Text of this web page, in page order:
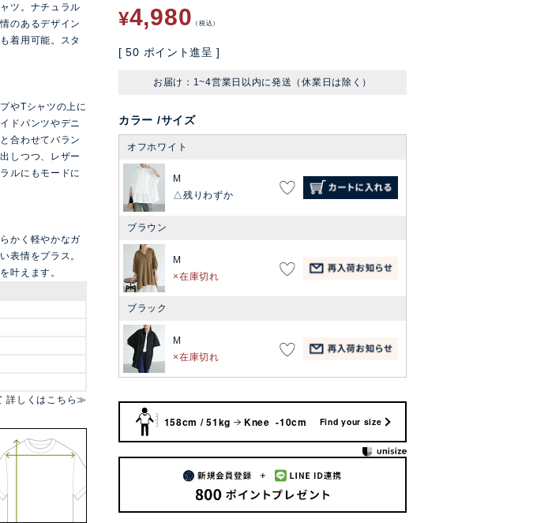
¥4,980 税込
[ 50 ポイント進呈 ]
お届け：1~4営業日以内に発送（休業日は除く）
カラー サイズ
オフホワイト
M
残りわずか
ブラウン
M
在庫切れ
ブラック
M
在庫切れ
158cm / 51kg Knee -10cm Find your size
ツ。ナチュラル
のあるデザイン
着用可能。スタ
やTシャツの上に
ドパンツやデニ
合わせてバラン
しつつ、レザー
ルにもモードに
かく軽やかなガ
表情をプラス。
叶えます。
詳しくはこちら≫